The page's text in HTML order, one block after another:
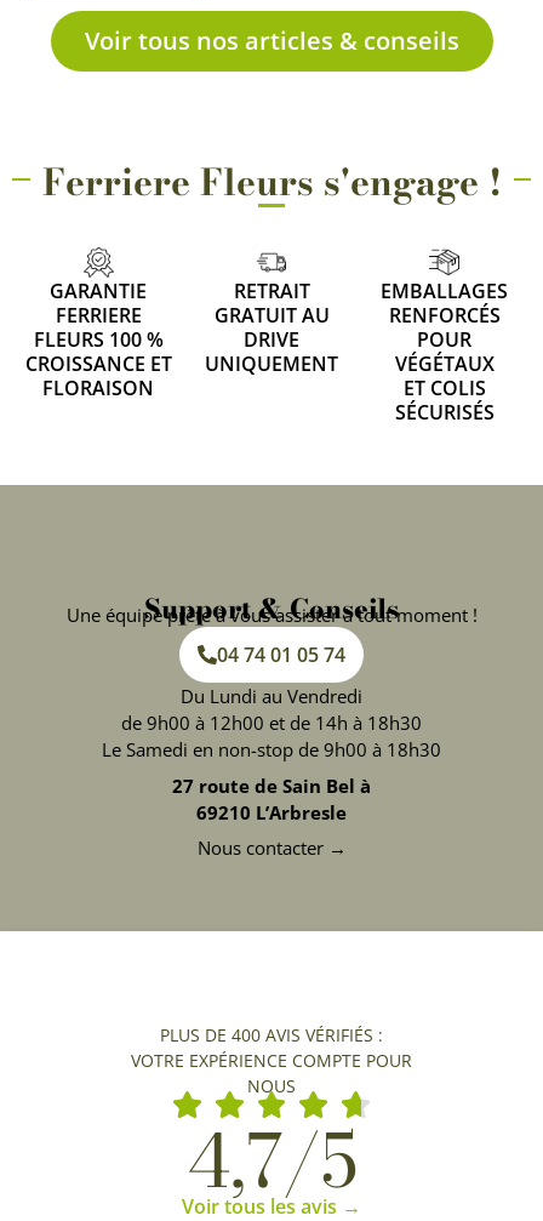
Voir tous nos articles & conseils
Ferriere Fleurs s'engage !
GARANTIE
FERRIERE
FLEURS 100 %
CROISSANCE ET
FLORAISON
RETRAIT
GRATUIT AU
DRIVE
UNIQUEMENT
EMBALLAGES
RENFORCÉS
POUR
VÉGÉTAUX
ET COLIS
SÉCURISÉS
Support & Conseils
Une équipe prête à vous assister à tout moment !
04 74 01 05 74
Du Lundi au Vendredi
de 9h00 à 12h00 et de 14h à 18h30
Le Samedi en non-stop de 9h00 à 18h30
27 route de Sain Bel à
69210 L’Arbresle
Nous contacter →
PLUS DE 400 AVIS VÉRIFIÉS :
VOTRE EXPÉRIENCE COMPTE POUR
NOUS
4,7/5
Voir tous les avis →